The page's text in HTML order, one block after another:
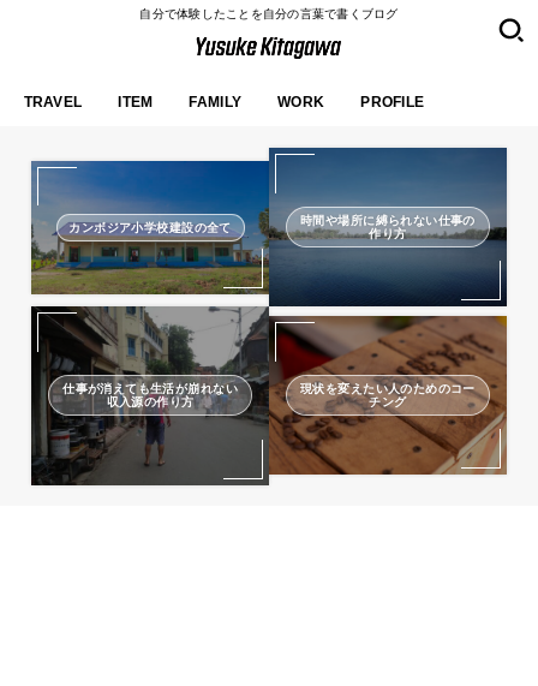
自分で体験したことを自分の言葉で書くブログ
TRAVEL ITEM FAMILY WORK PROFILE
カンボジア小学校建設の全て
時間や場所に縛られない仕事の
作り方
仕事が消えても生活が崩れない
収入源の作り方
現状を変えたい人のためのコー
チング